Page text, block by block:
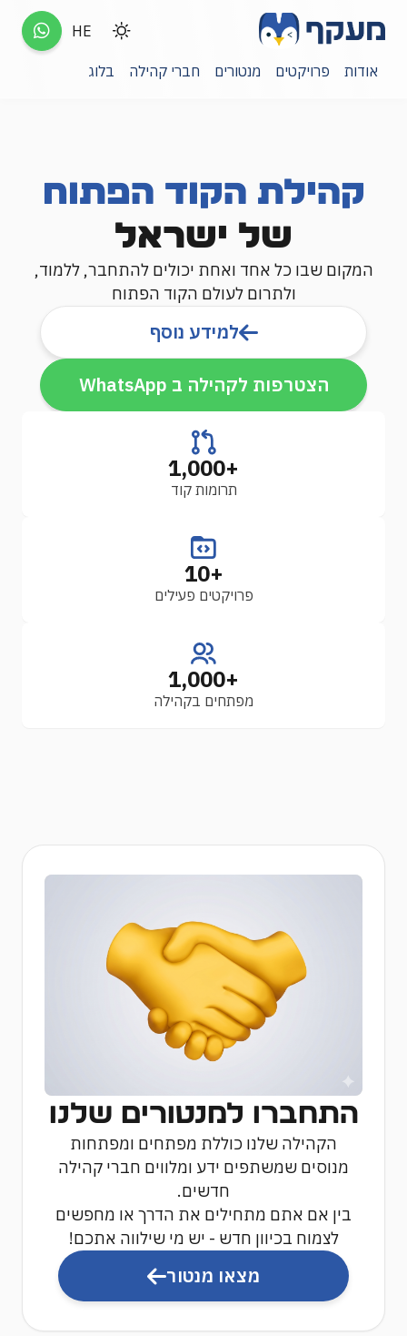
אודות פרויקטים מנטורים חברי קהילה בלוג
HE
קהילת הקוד הפתוח
של ישראל
המקום שבו כל אחד ואחת יכולים להתחבר, ללמוד,
ולתרום לעולם הקוד הפתוח
למידע נוסף
הצטרפות לקהילה ב WhatsApp
+1,000
תרומות קוד
+10
פרויקטים פעילים
+1,000
מפתחים בקהילה
התחברו למנטורים שלנו
הקהילה שלנו כוללת מפתחים ומפתחות
מנוסים שמשתפים ידע ומלווים חברי קהילה
חדשים.
בין אם אתם מתחילים את הדרך או מחפשים
לצמוח בכיוון חדש - יש מי שילווה אתכם!
מצאו מנטור